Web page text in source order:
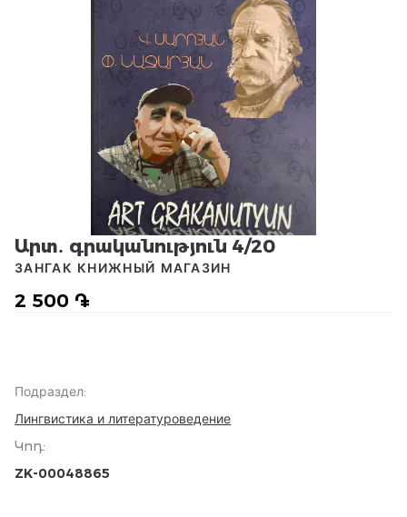
Արտ․ գրականություն 4/20
2 500 ֏
ЗАНГАК КНИЖНЫЙ МАГАЗИН
Подраздел:
Лингвистика и литературоведение
Կոդ:
ZK-00048865